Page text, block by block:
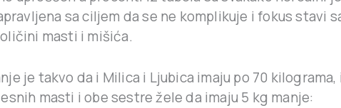
sa ciljem da se ne komplikuje i fokus stavi
masti i mišića.
je takvo da i Milica i Ljubica imaju po 70 kilograma,
masti i obe sestre žele da imaju 5 kg manje: